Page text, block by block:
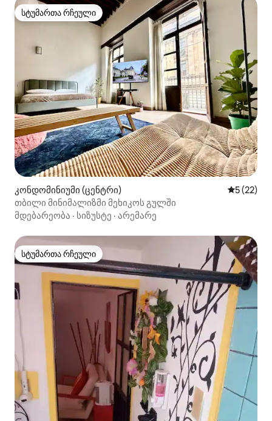
სტუმართა რჩეული
სტუმართა რჩეული
კონდომინიუმი (ცენტრი) საშუალო
5 (22)
თბილი მინიმალიზმი მეხიკოს გულში
მდებარეობა · სიზუსტე · არემარე
სტუმართა რჩეული
სტუმართა რჩეული